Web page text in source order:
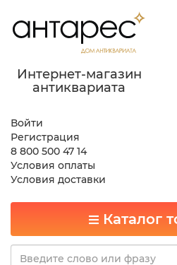
Интернет-магазин
антиквариата
Войти
Регистрация
8 800 500 47 14
Условия оплаты
Условия доставки
Каталог